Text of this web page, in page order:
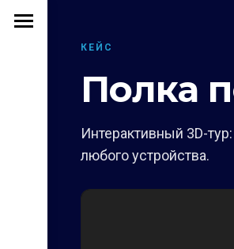
КЕЙС
Полка
Интерактивный 3D-
любого устройства.